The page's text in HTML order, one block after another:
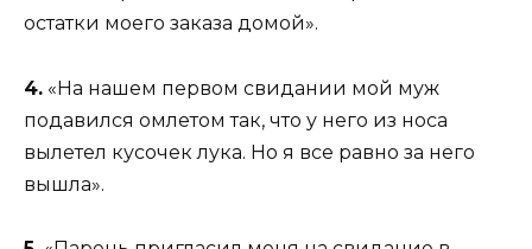
остатки моего заказа домой».
4. «На нашем первом свидании мой муж
подавился омлетом так, что у него из носа
вылетел кусочек лука. Но я все равно за него
вышла».